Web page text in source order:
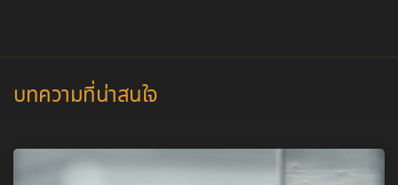
บทความที่น่าสนใจ